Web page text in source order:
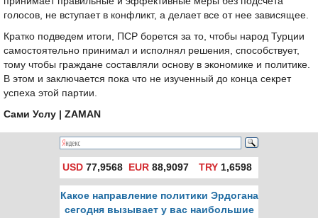
голосов, не вступает в конфликт, а делает все от нее зависящее.
Кратко подведем итоги, ПСР борется за то, чтобы народ Турции
самостоятельно принимал и исполнял решения, способствует,
тому чтобы граждане составляли основу в экономике и политике.
В этом и заключается пока что не изученный до конца секрет
успеха этой партии.
Сами Услу
| ZAMAN
USD 77,9568 EUR 88,9097 TRY1,6598
Какое направление политики Эрдогана
сегодня вызывает у вас наибольшие